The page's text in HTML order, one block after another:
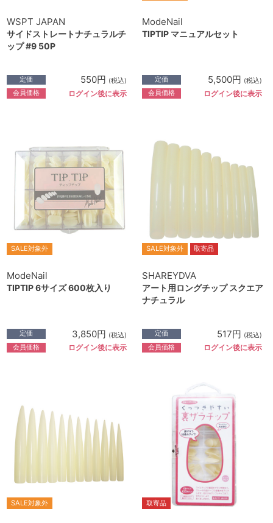
WSPT JAPAN
サイドストレートナチュラルチ
ップ #9 50P
定価 550円 (税込)
会員価格 ログイン後に表示
ModeNail
TIPTIP マニュアルセット
定価 5,500円 (税込)
会員価格 ログイン後に表示
SALE対象外
ModeNail
TIPTIP 6サイズ 600枚入り
定価 3,850円 (税込)
会員価格 ログイン後に表示
SALE対象外 取寄品
SHAREYDVA
アート用ロングチップ スクエア
ナチュラル
定価 517円 (税込)
会員価格 ログイン後に表示
SALE対象外 取寄品